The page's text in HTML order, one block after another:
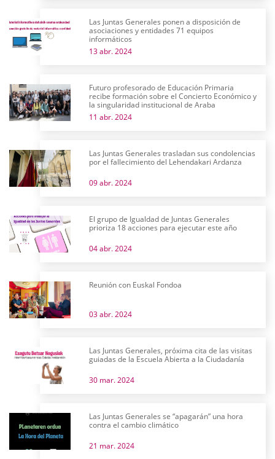
Las Juntas Generales ponen a disposición de
asociaciones y entidades 71 equipos
informáticos
13 abr. 2024
Futuro profesorado de Educación Primaria
recibe formación sobre el Concierto Económico y
la singularidad institucional de Araba
11 abr. 2024
Las Juntas Generales trasladan sus condolencias
por el fallecimiento del Lehendakari Ardanza
09 abr. 2024
El grupo de Igualdad de Juntas Generales
prioriza 18 acciones para ejecutar este año
04 abr. 2024
Reunión con Euskal Fondoa
03 abr. 2024
Las Juntas Generales, próxima cita de las visitas
guiadas de la Escuela Abierta a la Ciudadanía
30 mar. 2024
Las Juntas Generales se “apagarán” una hora
contra el cambio climático
21 mar. 2024